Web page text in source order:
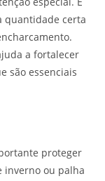
quantidade certa
a fortalecer
são essenciais
proteger
inverno ou palha